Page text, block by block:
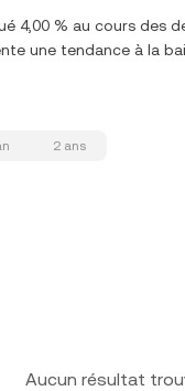
4,00 % au cours des
une tendance à la
2 ans
Aucun résultat